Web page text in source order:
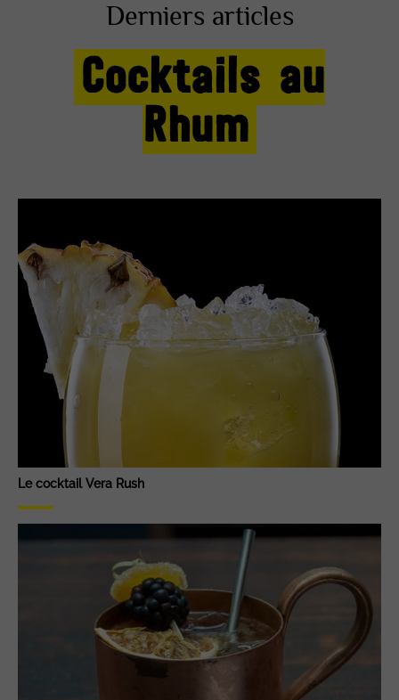
Derniers articles
Cocktails au
Rhum
Le cocktail Vera Rush